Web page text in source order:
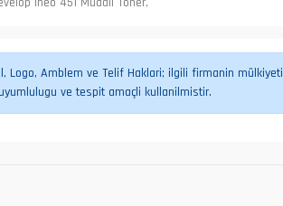
Logo, Amblem ve Telif Haklari; ilgili firmanin mülkiyeti
ve tespit amaçli kullanilmistir.